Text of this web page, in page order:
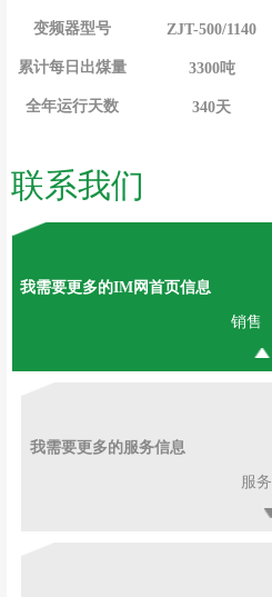
变频器型号 ZJT-500/1140
累计每日出煤量 3300吨
全年运行天数 340天
联系我们
我需要更多的IM网首页信息
销售
我需要更多的服务信息
服务